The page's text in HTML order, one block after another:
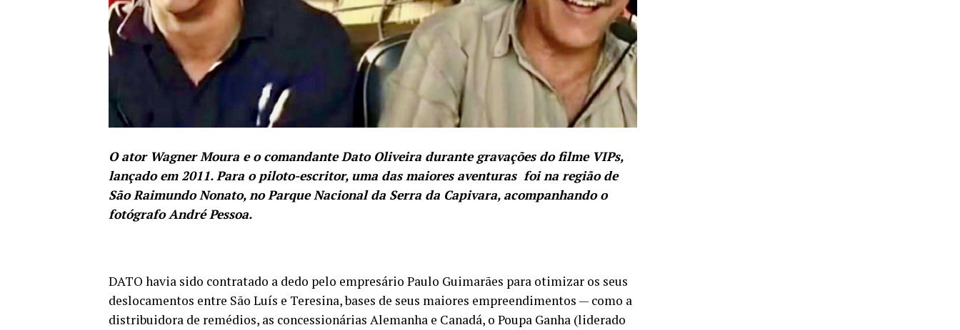
O ator Wagner Moura e o comandante Dato Oliveira durante gravações do filme VIPs,
lançado em 2011. Para o piloto-escritor, uma das maiores aventuras foi na região de
São Raimundo Nonato, no Parque Nacional da Serra da Capivara, acompanhando o
fotógrafo André Pessoa.
DATO havia sido contratado a dedo pelo empresário Paulo Guimarães para otimizar os seus
deslocamentos entre São Luís e Teresina, bases de seus maiores empreendimentos — como a
distribuidora de remédios, as concessionárias Alemanha e Canadá, o Poupa Ganha (liderado